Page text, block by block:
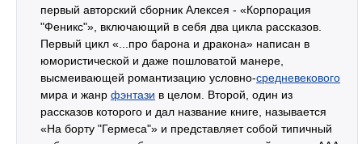
первый авторский сборник Алексея - «Корпорация
"Феникс"», включающий в себя два цикла рассказов.
Первый цикл «...про барона и дракона» написан в
юмористической и даже пошловатой манере,
высмеивающей романтизацию условно-средневекового
мира и жанр фэнтази в целом. Второй, один из
рассказов которого и дал название книге, называется
«На борту "Гермеса"» и представляет собой типичный